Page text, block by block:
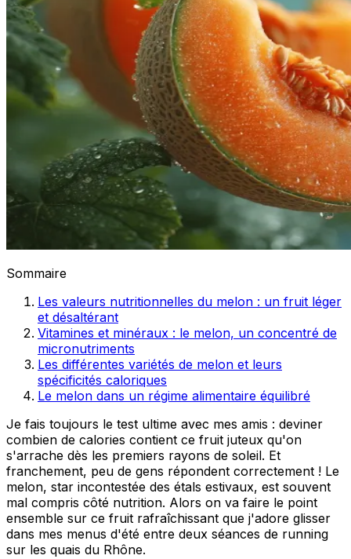
Sommaire
Les valeurs nutritionnelles du melon : un fruit léger
et désaltérant
Vitamines et minéraux : le melon, un concentré de
micronutriments
Les différentes variétés de melon et leurs
spécificités caloriques
Le melon dans un régime alimentaire équilibré
Je fais toujours le test ultime avec mes amis : deviner
combien de calories contient ce fruit juteux qu'on
s'arrache dès les premiers rayons de soleil. Et
franchement, peu de gens répondent correctement ! Le
melon, star incontestée des étals estivaux, est souvent
mal compris côté nutrition. Alors on va faire le point
ensemble sur ce fruit rafraîchissant que j'adore glisser
dans mes menus d'été entre deux séances de running
sur les quais du Rhône.